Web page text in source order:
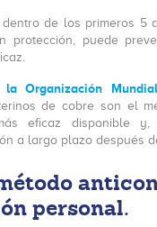
de los primeros 5
protección, puede
la Organización
de cobre son el
eficaz disponible y,
a largo plazo después
personal.